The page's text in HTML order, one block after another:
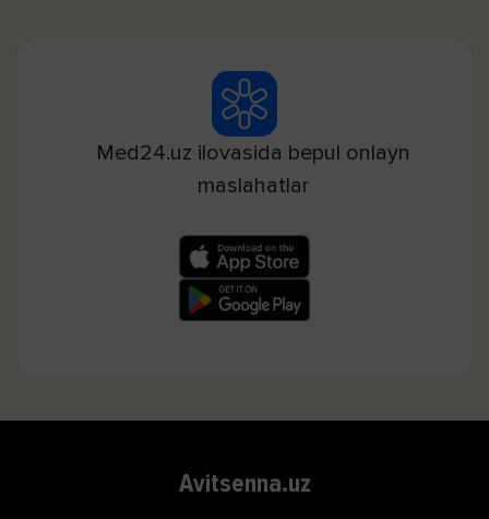
Med24.uz ilovasida bepul onlayn
maslahatlar
Avitsenna.uz